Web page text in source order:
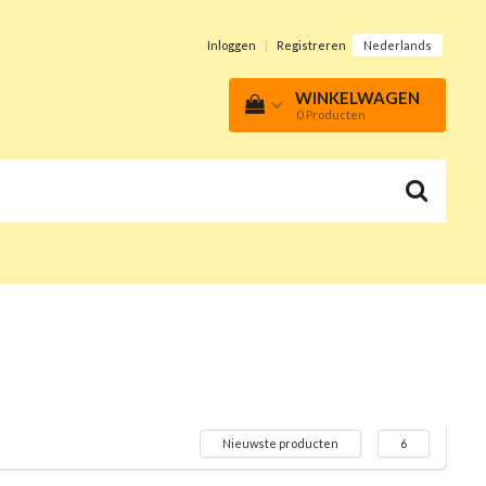
Inloggen | Registreren Nederlands
WINKELWAGEN
0 Producten
Nieuwste producten 6